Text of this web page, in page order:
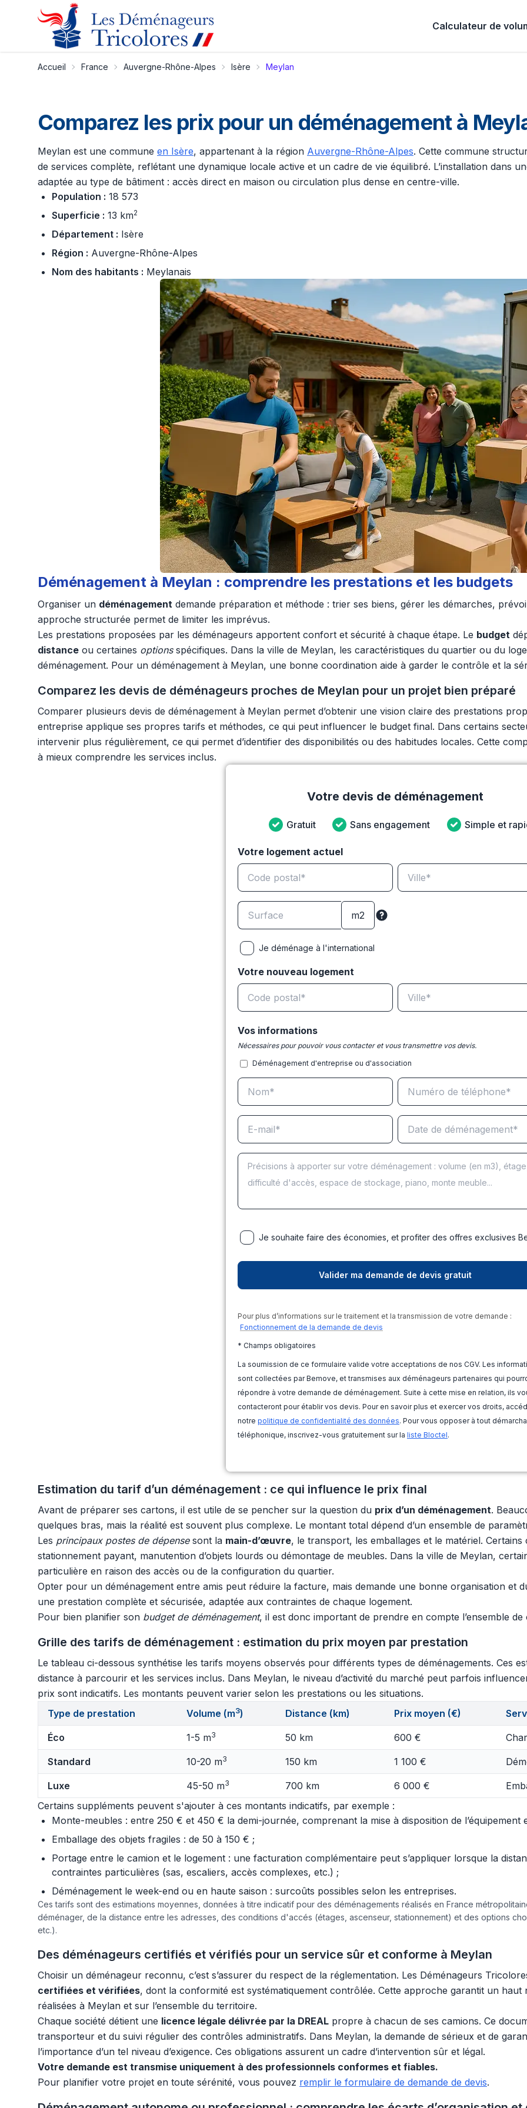
Calculateur de
Accueil France Auvergne-Rhône-Alpes Isère Meylan
Comparez les prix pour un déménagement à
Meylan est une commune en Isère, appartenant à la région Auvergne-Rhône-Alpes. Cette commune
de services complète, reflétant une dynamique locale active et un cadre de vie équilibré. L’installation dans
adaptée au type de bâtiment : accès direct en maison ou circulation plus dense en centre-ville.
Population : 18 573
Superficie : 13 km2
Département : Isère
Région : Auvergne-Rhône-Alpes
Nom des habitants : Meylanais
Déménagement à Meylan : comprendre les prestations et les budgets
Organiser un déménagement demande préparation et méthode : trier ses biens, gérer les démarches,
approche structurée permet de limiter les imprévus.
Les prestations proposées par les déménageurs apportent confort et sécurité à chaque étape. Le budget
distance ou certaines optionsspécifiques. Dans la ville de Meylan, les caractéristiques du quartier ou du
déménagement. Pour un déménagement à Meylan, une bonne coordination aide à garder le contrôle et la
Comparez les devis de déménageurs proches de Meylan pour un projet bien préparé
Comparer plusieurs devis de déménagement à Meylan permet d’obtenir une vision claire des prestations
entreprise applique ses propres tarifs et méthodes, ce qui peut influencer le budget final. Dans certains
intervenir plus régulièrement, ce qui permet d’identifier des disponibilités ou des habitudes locales. Cette
à mieux comprendre les services inclus.
Votre devis de déménagement
Gratuit Sans engagement Simple et
Votre logement actuel
Je déménage à l'international
Votre nouveau logement
Vos informations
Nécessaires pour pouvoir vous contacter et vous transmettre vos devis.
Déménagement d'entreprise ou d'association
Je souhaite faire des économies, et profiter des offres exclusives
Pour plus d’informations sur le traitement et la transmission de votre demande :
Fonctionnement de la demande de devis
* Champs obligatoires
La soumission de ce formulaire valide votre acceptations de nos CGV. Les
sont collectées par Bemove, et transmises aux déménageurs partenaires qui
répondre à votre demande de déménagement. Suite à cette mise en relation, ils
contacteront pour établir vos devis. Pour en savoir plus et exercer vos droits,
notre politique de confidentialité des données. Pour vous opposer à tout
téléphonique, inscrivez-vous gratuitement sur la liste Bloctel.
Estimation du tarif d’un déménagement : ce qui influence le prix final
Avant de préparer ses cartons, il est utile de se pencher sur la question du prix d’un déménagement.
quelques bras, mais la réalité est souvent plus complexe. Le montant total dépend d’un ensemble de
Les principaux postes de dépensesont la main-d’œuvre, le transport, les emballages et le matériel.
stationnement payant, manutention d’objets lourds ou démontage de meubles. Dans la ville de Meylan,
particulière en raison des accès ou de la configuration du quartier.
Opter pour un déménagement entre amis peut réduire la facture, mais demande une bonne organisation et
une prestation complète et sécurisée, adaptée aux contraintes de chaque logement.
Pour bien planifier son budget de déménagement, il est donc important de prendre en compte l’ensemble
Grille des tarifs de déménagement : estimation du prix moyen par prestation
Le tableau ci-dessous synthétise les tarifs moyens observés pour différents types de déménagements. Ces
distance à parcourir et les services inclus. Dans Meylan, le niveau d’activité du marché peut parfois
prix sont indicatifs. Les montants peuvent varier selon les prestations ou les situations.
Type de prestation
Volume (m3) Distance (km) Prix moyen (€)
Éco 1-5 m3 50 km 600 €
Standard 10-20 m3 150 km 1 100 €
Luxe 45-50 m3 700 km 6 000 €
Certains suppléments peuvent s'ajouter à ces montants indicatifs, par exemple :
Monte-meubles : entre 250 € et 450 € la demi-journée, comprenant la mise à disposition de l’équipement
Emballage des objets fragiles : de 50 à 150 € ;
Portage entre le camion et le logement : une facturation complémentaire peut s’appliquer lorsque la
contraintes particulières (sas, escaliers, accès complexes, etc.) ;
Déménagement le week-end ou en haute saison : surcoûts possibles selon les entreprises.
Ces tarifs sont des estimations moyennes, données à titre indicatif pour des déménagements réalisés en France
déménager, de la distance entre les adresses, des conditions d'accés (étages, ascenseur, stationnement) et des options
etc.).
Des déménageurs certifiés et vérifiés pour un service sûr et conforme à Meylan
Choisir un déménageur reconnu, c’est s’assurer du respect de la réglementation. Les Déménageurs
certifiées et vérifiées, dont la conformité est systématiquement contrôlée. Cette approche garantit un
réalisées à Meylan et sur l’ensemble du territoire.
Chaque société détient une licence légale délivrée par la DREAL propre à chacun de ses camions. Ce
transporteur et du suivi régulier des contrôles administratifs. Dans Meylan, la demande de sérieux et de
l’importance d’un tel niveau d’exigence. Ces obligations assurent un cadre d’intervention sûr et légal.
Votre demande est transmise uniquement à des professionnels conformes et fiables.
Pour planifier votre projet en toute sérénité, vous pouvez remplir le formulaire de demande de devis.